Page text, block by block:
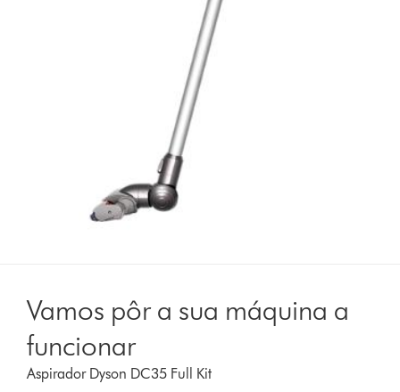
Vamos pôr a sua máquina a
funcionar
Aspirador Dyson DC35 Full Kit